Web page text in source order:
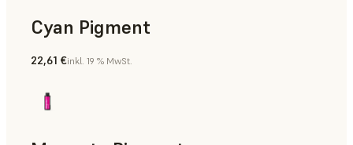
Cyan Pigment
22,61 €inkl. 19 % MwSt.